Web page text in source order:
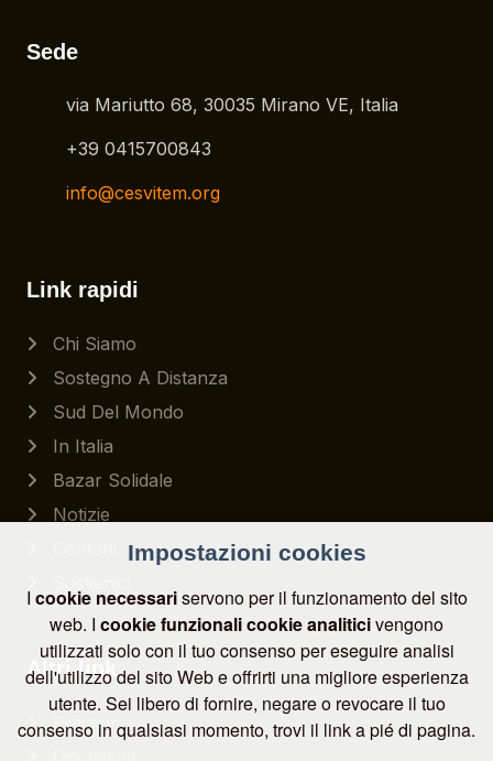
Sede
via Mariutto 68, 30035 Mirano VE, Italia
+39 0415700843
info@cesvitem.org
Link rapidi
Chi Siamo
Sostegno A Distanza
Sud Del Mondo
In Italia
Bazar Solidale
Notizie
Altri link
Privacy
Impostazioni cookies
Icookie necessariservono per il funzionamento del sito
web. I cookie funzionalicookie analiticivengono
utilizzati solo con il tuo consenso per eseguire analisi
dell'utilizzo del sito Web e offrirti una migliore esperienza
utente. Sei libero di fornire, negare o revocare il tuo
consenso in qualsiasi momento, trovi il link a pié di pagina.